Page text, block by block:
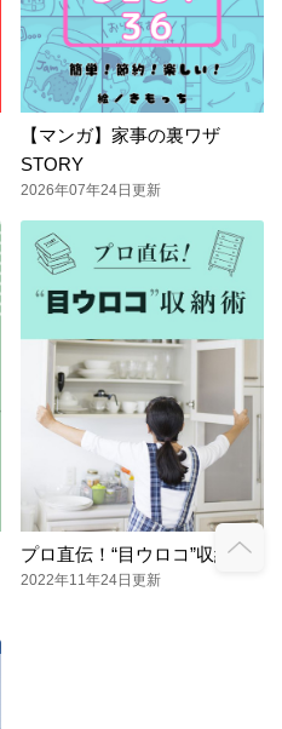
【マンガ】家事の裏ワザ
STORY
2026年07年24日更新
プロ直伝！“目ウロコ”収納術
2022年11年24日更新